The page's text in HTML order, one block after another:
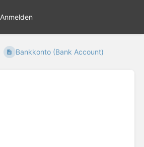
Anmelden
Bankkonto (Bank Account)